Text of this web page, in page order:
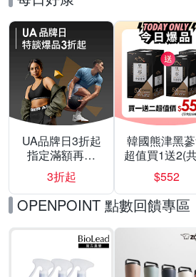
UA品牌日3折起
指定滿額再折
200
3折起
韓國熊津黑
超值買1送2(
入組)
$552
OPENPOINT 點數回饋專區